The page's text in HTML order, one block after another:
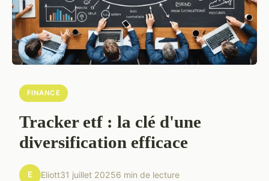
FINANCE
Tracker etf : la clé d'une
diversification efficace
E Eliott31 juillet 20256 min de lecture